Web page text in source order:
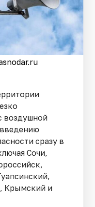
воздушной
сразу в
Сочи,
Крымский и